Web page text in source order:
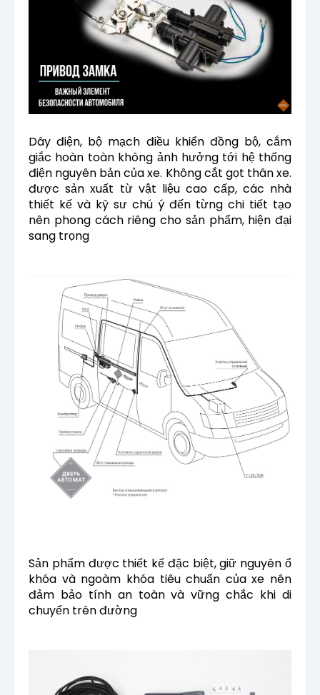
Dây điện, bộ mạch điều khiển đồng bộ, cắm
giắc hoàn toàn không ảnh hưởng tới hệ thống
điện nguyên bản của xe. Không cắt gọt thân xe.
được sản xuất từ vật liệu cao cấp, các nhà
thiết kế và kỹ sư chú ý đến từng chi tiết tạo
nên phong cách riêng cho sản phẩm, hiện đại
sang trọng
Sản phẩm được thiết kế đặc biệt, giữ nguyên ổ
khóa và ngoàm khóa tiêu chuẩn của xe nên
đảm bảo tính an toàn và vững chắc khi di
chuyển trên đường